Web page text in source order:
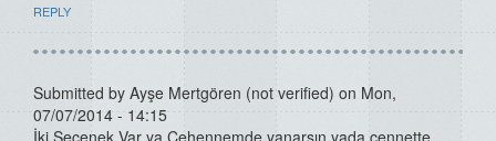
REPLY
Submitted by Ayşe Mertgören (not verified) on Mon,
07/07/2014 - 14:15
İki Seçenek Var ya Cehennemde yanarsın yada cennette